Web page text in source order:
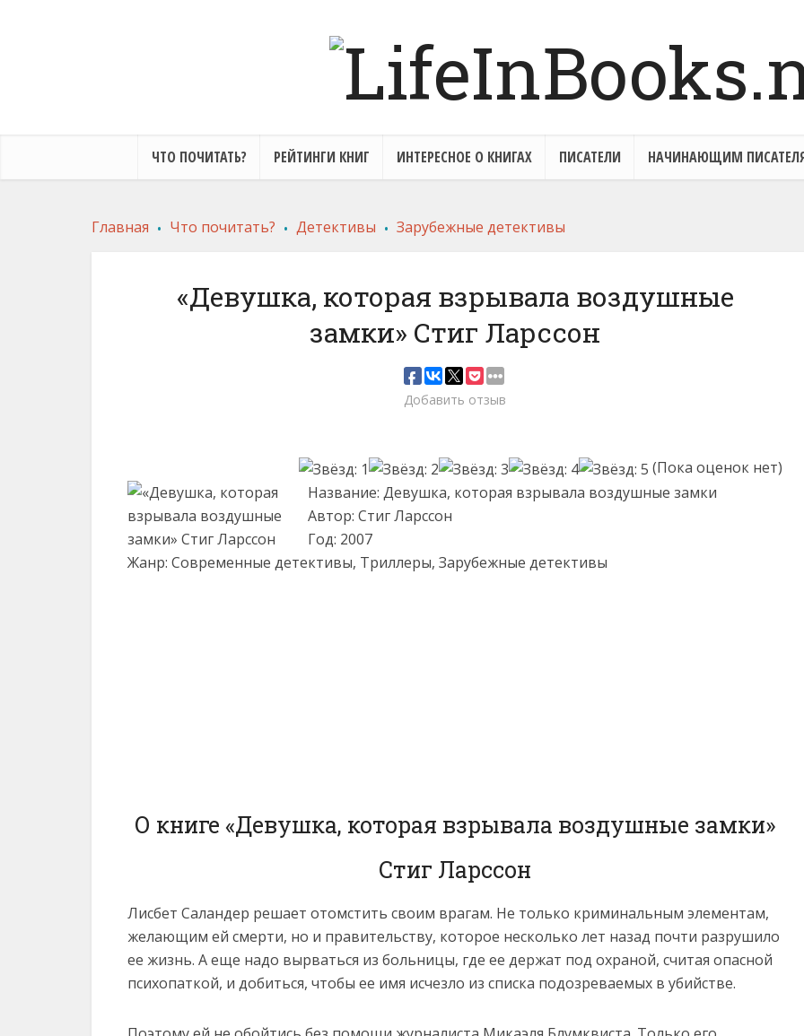
ЧТО ПОЧИТАТЬ? РЕЙТИНГИ КНИГ ИНТЕРЕСНОЕ О КНИГАХ ПИСАТЕЛИ НАЧИНАЮЩИМ
Главная . Что почитать? . Детективы . Зарубежные детективы
«Девушка, которая взрывала воздушные
замки» Стиг Ларссон
Добавить отзыв
(Пока оценок нет)
Название: Девушка, которая взрывала воздушные замки
Автор: Стиг Ларссон
Год: 2007
Жанр: Современные детективы, Триллеры, Зарубежные детективы
О книге «Девушка, которая взрывала воздушные замки»
Стиг Ларссон
Лисбет Саландер решает отомстить своим врагам. Не только криминальным элементам,
желающим ей смерти, но и правительству, которое несколько лет назад почти разрушило
ее жизнь. А еще надо вырваться из больницы, где ее держат под охраной, считая опасной
психопаткой, и добиться, чтобы ее имя исчезло из списка подозреваемых в убийстве.